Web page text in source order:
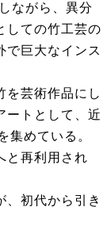
ながら、異分
しての竹工芸の
で巨大なインス
を芸術作品にし
ートとして、近
集めている。
と再利用され
、初代から引き